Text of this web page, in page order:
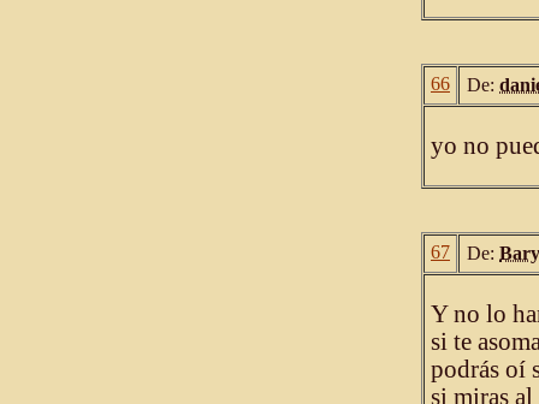
66 De:
yo no
67 De:
Y no lo
si te
podrás oí
si miras